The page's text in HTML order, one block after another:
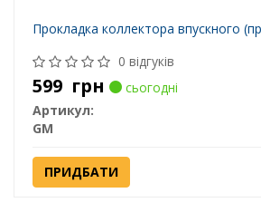
Прокладка коллектора впускного
0 відгуків
599 грн
сьогодні
Артикул:
GM
ПРИДБАТИ